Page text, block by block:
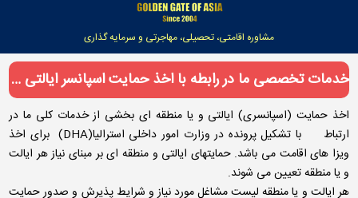
مشاوره اقامتی، تحصیلی، مهاجرتی و سرمایه گذاری
خدمات تخصصی ما در رابطه با اخذ حمایت اسپانسر ایالتی استرالیا
اخذ حمایت (اسپانسری) ایالتی و یا منطقه ای بخشی از خدمات کلی ما در
ارتباط با تشکیل پرونده در وزارت امور داخلی استرالیا(DHA) برای اخذ
ویزا های اقامت می باشد. حمایتهای ایالتی و منطقه ای بر مبنای نیاز هر ایالت
و یا منطقه تعیین می شوند.
هر ایالت و یا منطقه لیست مشاغل مورد نیاز و شرایط پذیرش و صدور حمایت